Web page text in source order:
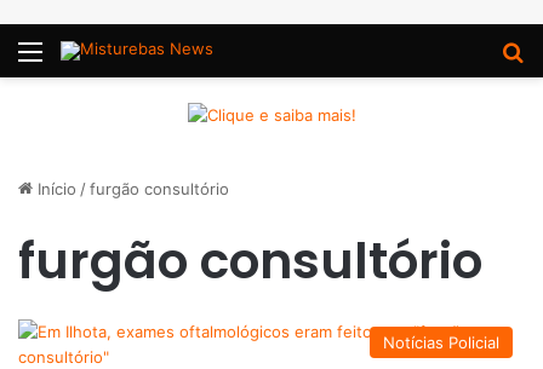
Menu
Início /furgão consultório
furgão consultório
Notícias Policial